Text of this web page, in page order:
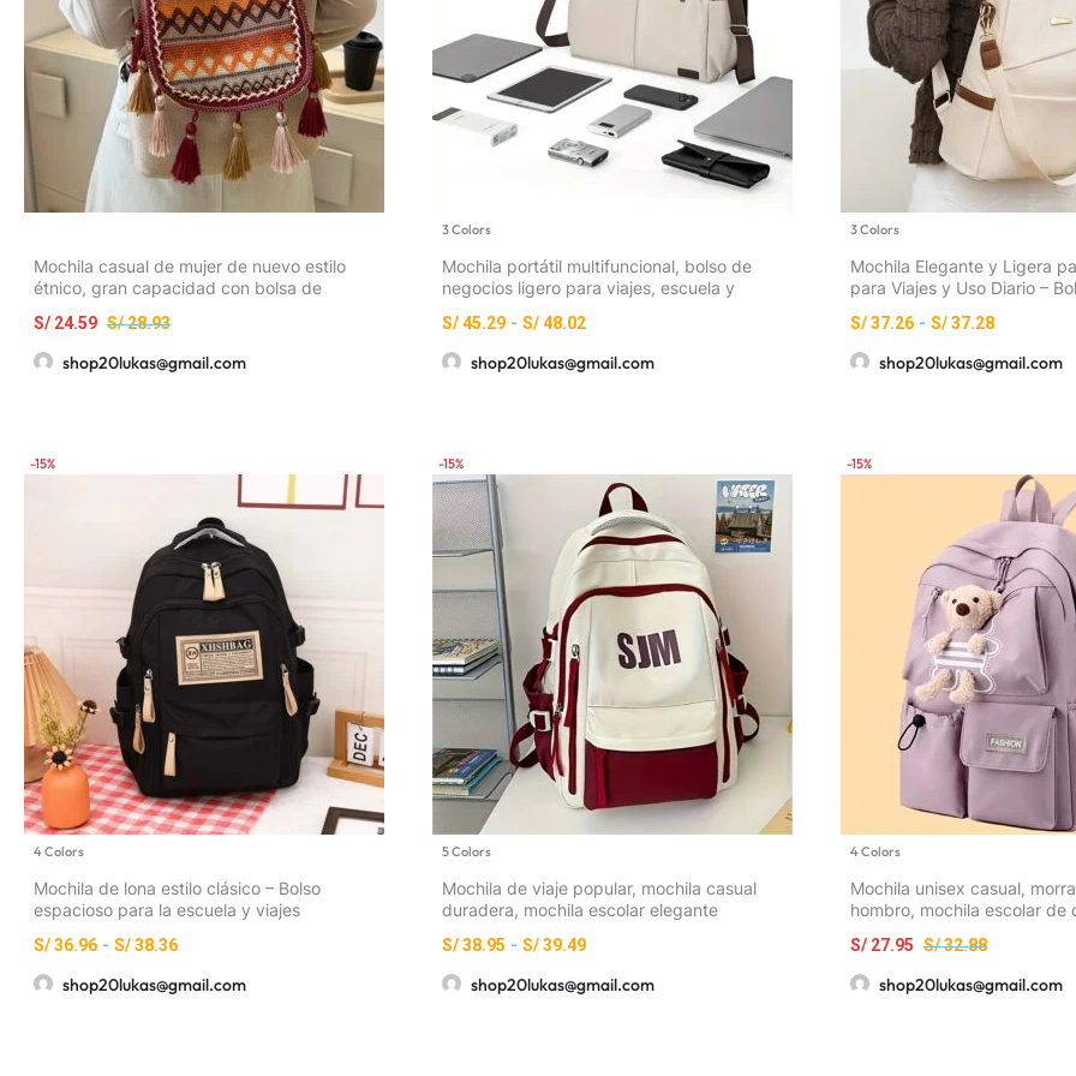
Mochila casual de mujer de nuevo estilo
étnico, gran capacidad con bolsa de
de moda S/28.93
S/ 24.59
shop20lukas@gmail.com
3 Colors
Mochila portátil multifuncional, bolso de
negocios ligero para viajes, escuela y
S/45.29 - S/48.02
shop20lukas@gmail.com
3 Colors
Mochila Elegante y Ligera
para Viajes y Uso Diario –
Cremallera y Detalles de
Escapada de Fin de Semana
Mano)
S/37.26 - S/37.28
shop20lukas@gmail.com
-15%
4 Colors
Mochila de lona estilo clásico – Bolso
espacioso para la escuela y viajes
S/36.96 - S/38.36
shop20lukas@gmail.com
-15%
5 Colors
Mochila de viaje popular, mochila casual
duradera, mochila escolar elegante
S/38.95 - S/39.49
shop20lukas@gmail.com
-15%
4 Colors
Mochila unisex casual,
hombro, mochila escolar de
mujeres, estilo coreano
S/32.88
S/ 27.95
shop20lukas@gmail.com